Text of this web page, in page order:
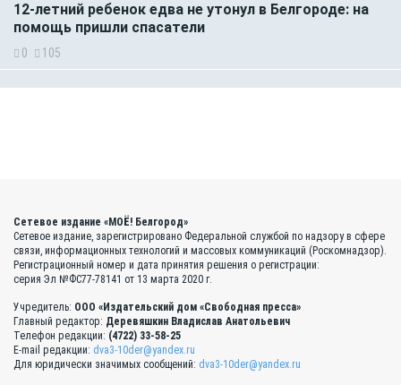
12-летний ребенок едва не утонул в Белгороде: на
помощь пришли спасатели
0 105
Сетевое издание «МОЁ! Белгород»
Сетевое издание, зарегистрировано Федеральной службой по надзору в сфере
связи, информационных технологий и массовых коммуникаций (Роскомнадзор).
Регистрационный номер и дата принятия решения о регистрации:
серия Эл №ФС77-78141 от 13 марта 2020 г.
Учредитель: ООО «Издательский дом «Свободная пресса»
Главный редактор: Деревяшкин Владислав Анатольевич
Телефон редакции: (4722) 33-58-25
E-mail редакции: dva3-10der@yandex.ru
Для юридически значимых сообщений: dva3-10der@yandex.ru